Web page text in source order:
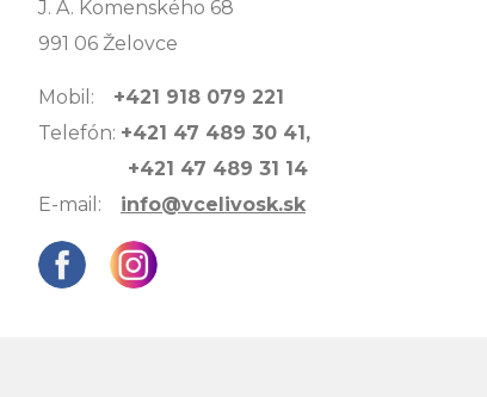
J. A. Komenského 68
991 06 Želovce
Mobil: +421 918 079 221
Telefón: +421 47 489 30 41,
+421 47 489 31 14
E-mail: info@vcelivosk.sk